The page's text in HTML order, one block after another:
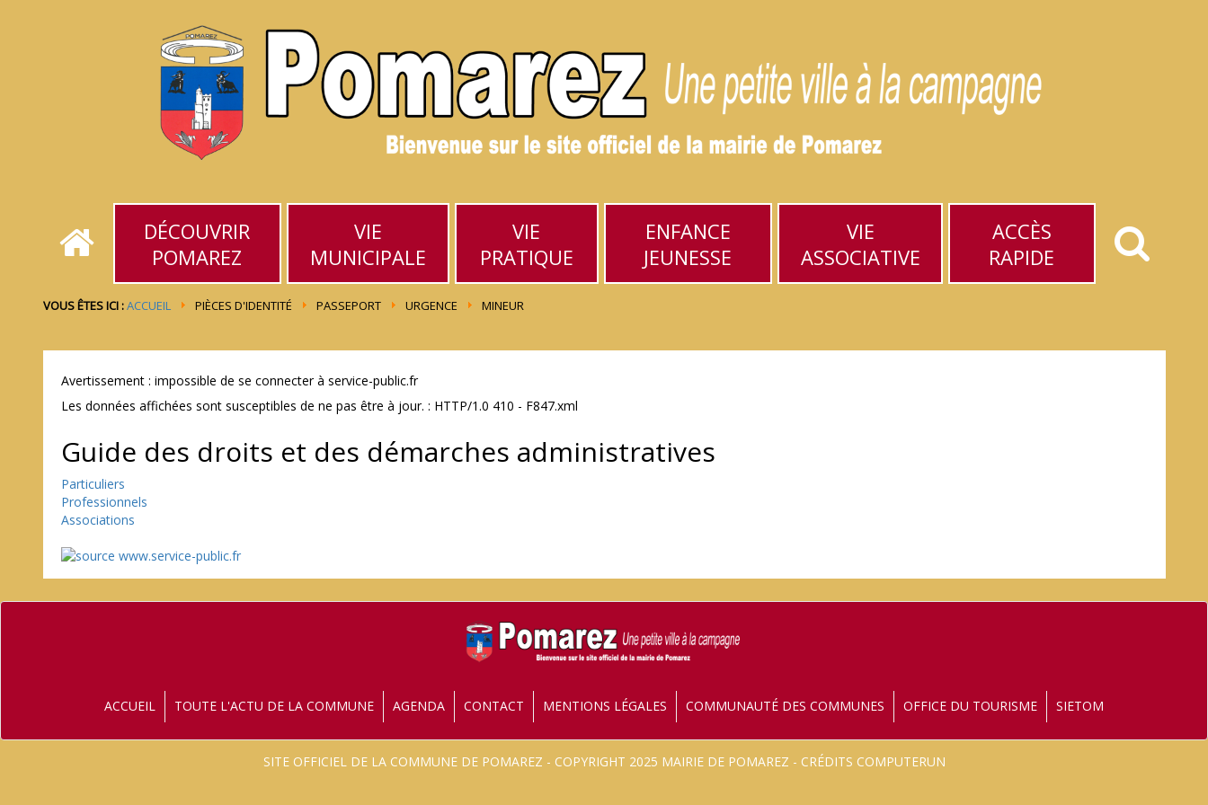
DÉCOUVRIR
POMAREZ
VIE
MUNICIPALE
VIE
PRATIQUE
ENFANCE
JEUNESSE
VIE
ASSOCIATIVE
ACCÈS
RAPIDE
VOUS ÊTES ICI :ACCUEIL PIÈCES D'IDENTITÉ PASSEPORT URGENCE MINEUR
Avertissement : impossible de se connecter à service-public.fr
Les données affichées sont susceptibles de ne pas être à jour. : HTTP/1.0 410 - F847.xml
Guide des droits et des démarches administratives
Particuliers
Professionnels
Associations
ACCUEIL TOUTE L'ACTU DE LA COMMUNE AGENDA CONTACT MENTIONS LÉGALES COMMUNAUTÉ DES COMMUNES OFFICE DU TOURISME SIETOM
SITE OFFICIEL DE LA COMMUNE DE POMAREZ - COPYRIGHT 2025 MAIRIE DE POMAREZ - CRÉDITS COMPUTERUN